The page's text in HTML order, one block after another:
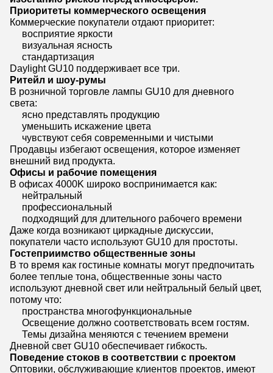
Приоритеты коммерческого освещения
Коммерческие покупатели отдают приоритет:
восприятие яркости
визуальная ясность
стандартизация
Daylight GU10 поддерживает все три.
Ритейл и шоу-румы
В розничной торговле лампы GU10 для дневного
света:
ясно представлять продукцию
уменьшить искажение цвета
чувствуют себя современными и чистыми
Продавцы избегают освещения, которое изменяет
внешний вид продукта.
Офисы и рабочие помещения
В офисах 4000K широко воспринимается как:
нейтральный
профессиональный
подходящий для длительного рабочего времени
Даже когда возникают циркадные дискуссии,
покупатели часто используют GU10 для простоты.
Гостеприимство общественные зоны
В то время как гостиные комнаты могут предпочитать
более теплые тона, общественные зоны часто
используют дневной свет или нейтральный белый цвет,
потому что:
пространства многофункциональные
Освещение должно соответствовать всем гостям.
Темы дизайна меняются с течением времени
Дневной свет GU10 обеспечивает гибкость.
Поведение стоков в соответствии с проектом
Оптовики, обслуживающие клиентов проектов, имеют